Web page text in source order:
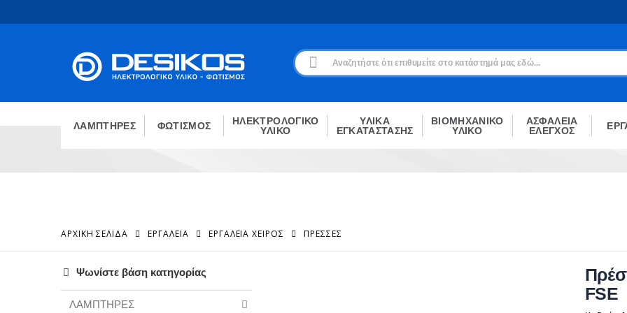
Εγγραφή
Δεν είσαι μέλος;
ΕΓΓΡΑΦΉ
ΛΑΜΠΤΗΡΕΣ ΦΩΤΙΣΜΟΣ
ΗΛΕΚΤΡΟΛΟΓΙΚΟ
ΥΛΙΚΟ
ΥΛΙΚΑ
ΕΓΚΑΤΑΣΤΑΣΗΣ
ΒΙΟΜΗΧΑΝΙΚΟ
ΥΛΙΚΟ
ΑΣΦΑΛΕΙΑ
ΕΛΕΓΧΟΣ
ΑΡΧΙΚΉ ΣΕΛΊΔΑ ΕΡΓΑΛΕΙΑ ΕΡΓΑΛΕΊΑ ΧΕΙΡΌΣ ΠΡΈΣΣΕΣ
Ψωνίστε βάση κατηγορίας
ΛΑΜΠΤΗΡΕΣ
FSE